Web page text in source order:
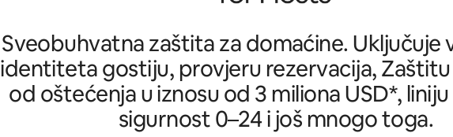
Sveobuhvatna zaštita za domaćine. Uključuje
identiteta gostiju, provjeru rezervacija,
od oštećenja u iznosu od 3 miliona USD*,
sigurnost 0–24 i još mnogo toga.